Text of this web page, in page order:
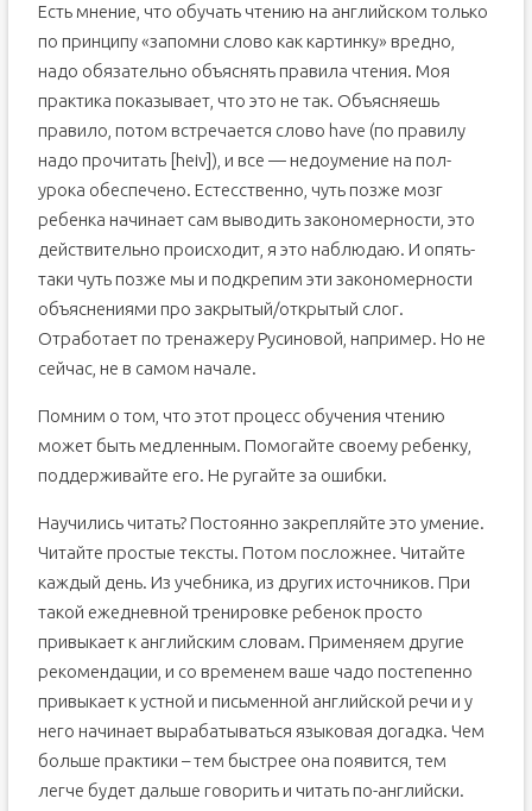
Есть мнение, что обучать чтению на английском только
по принципу «запомни слово как картинку» вредно,
надо обязательно объяснять правила чтения. Моя
практика показывает, что это не так. Объясняешь
правило, потом встречается слово have (по правилу
надо прочитать [heiv]), и все — недоумение на пол-
урока обеспечено. Естесственно, чуть позже мозг
ребенка начинает сам выводить закономерности, это
действительно происходит, я это наблюдаю. И опять-
таки чуть позже мы и подкрепим эти закономерности
объяснениями про закрытый/открытый слог.
Отработает по тренажеру Русиновой, например. Но не
сейчас, не в самом начале.
Помним о том, что этот процесс обучения чтению
может быть медленным. Помогайте своему ребенку,
поддерживайте его. Не ругайте за ошибки.
Научились читать? Постоянно закрепляйте это умение.
Читайте простые тексты. Потом посложнее. Читайте
каждый день. Из учебника, из других источников. При
такой ежедневной тренировке ребенок просто
привыкает к английским словам. Применяем другие
рекомендации, и со временем ваше чадо постепенно
привыкает к устной и письменной английской речи и у
него начинает вырабатываться языковая догадка. Чем
больше практики – тем быстрее она появится, тем
легче будет дальше говорить и читать по-английски.